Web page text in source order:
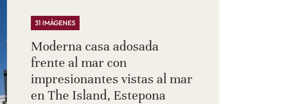
31 IMÁGENES
Moderna casa adosada
frente al mar con
impresionantes vistas al mar
en The Island, Estepona